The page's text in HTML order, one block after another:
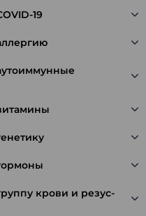
19
крови и резус-